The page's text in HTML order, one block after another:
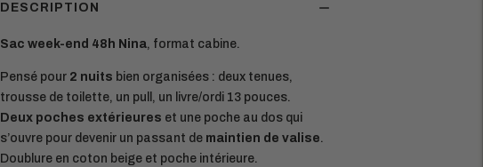
DESCRIPTION
Sac week-end 48h Nina, format cabine.
Pensé pour 2 nuits bien organisées : deux tenues,
trousse de toilette, un pull, un livre/ordi 13 pouces.
Deux poches extérieures et une poche au dos qui
s’ouvre pour devenir un passant de maintien de valise.
Doublure en coton beige et poche intérieure.